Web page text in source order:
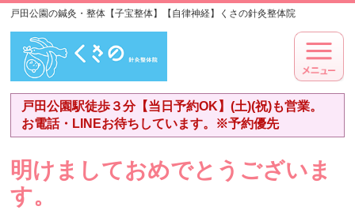
戸田公園の鍼灸・整体【子宝整体】【自律神経】くさの針灸整体院
戸田公園駅徒歩３分【当日予約OK】(土)(祝)も営業。
お電話・LINEお待ちしています。※予約優先
明けましておめでとうございま
す。